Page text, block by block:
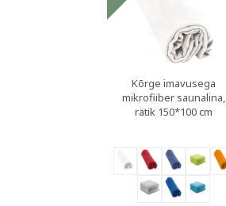
Kõrge imavusega
mikrofiiber saunalina,
rätik 150*100 cm